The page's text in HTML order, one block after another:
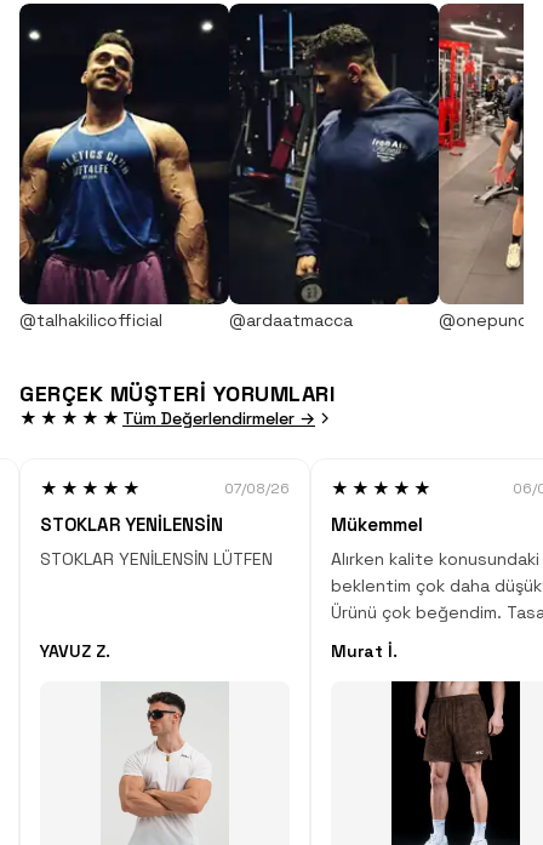
@talhakilicofficial @ardaatmacca
GERÇEK MÜŞTERİ YORUMLARI
★★★★★ Tüm Değerlendirmeler →
★★★★★ 07/08/26
STOKLAR YENİLENSİN
STOKLAR YENİLENSİN LÜTFEN
YAVUZ Z.
★★★★★ 06/
Mükemmel
Alırken kalite konusundaki
beklentim çok daha
Ürünü çok beğendim.
desen, kumaş kalitesi
Murat İ.